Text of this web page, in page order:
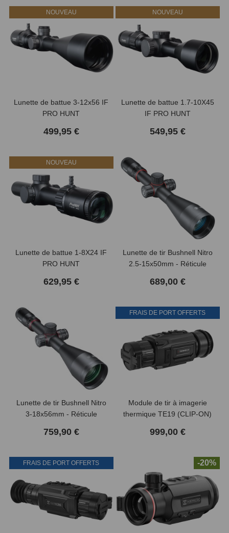
NOUVEAU
Lunette de battue 3-12x56 IF
PRO HUNT
499,95 €
NOUVEAU
Lunette de battue 1.7-10X45
IF PRO HUNT
549,95 €
NOUVEAU
Lunette de battue 1-8X24 IF
PRO HUNT
629,95 €
Lunette de tir Bushnell Nitro
2.5-15x50mm - Réticule
689,00 €
Lunette de tir Bushnell Nitro
3-18x56mm - Réticule
759,90 €
FRAIS DE PORT OFFERTS
Module de tir à imagerie
thermique TE19 (CLIP-ON)
999,00 €
FRAIS DE PORT OFFERTS -20%